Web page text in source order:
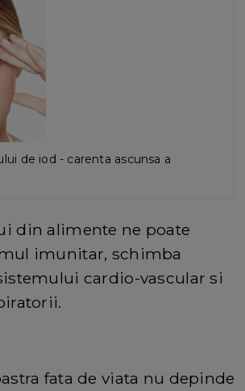
de iod - carenta ascunsa a
din alimente ne poate
imunitar, schimba
cardio-vascular si
fata de viata nu depinde